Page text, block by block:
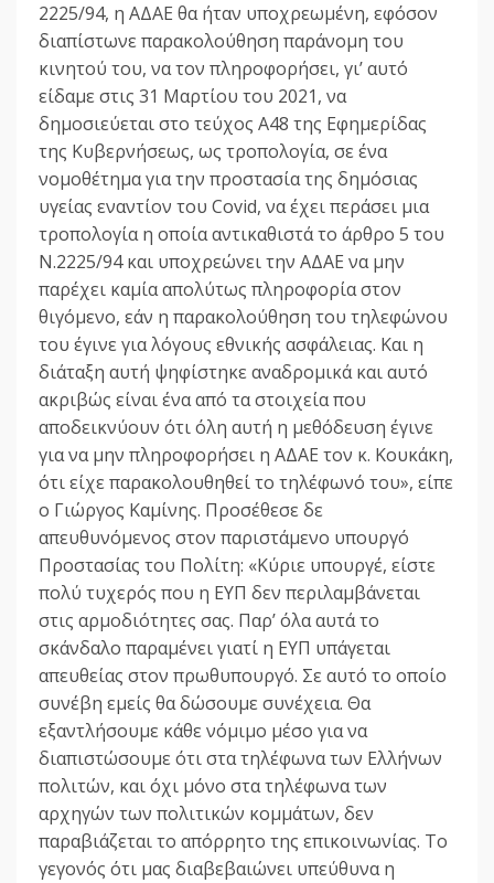
2225/94, η ΑΔΑΕ θα ήταν υποχρεωμένη, εφόσον
διαπίστωνε παρακολούθηση παράνομη του
κινητού του, να τον πληροφορήσει, γι’ αυτό
είδαμε στις 31 Μαρτίου του 2021, να
δημοσιεύεται στο τεύχος Α48 της Εφημερίδας
της Κυβερνήσεως, ως τροπολογία, σε ένα
νομοθέτημα για την προστασία της δημόσιας
υγείας εναντίον του Covid, να έχει περάσει μια
τροπολογία η οποία αντικαθιστά το άρθρο 5 του
Ν.2225/94 και υποχρεώνει την ΑΔΑΕ να μην
παρέχει καμία απολύτως πληροφορία στον
θιγόμενο, εάν η παρακολούθηση του τηλεφώνου
του έγινε για λόγους εθνικής ασφάλειας. Και η
διάταξη αυτή ψηφίστηκε αναδρομικά και αυτό
ακριβώς είναι ένα από τα στοιχεία που
αποδεικνύουν ότι όλη αυτή η μεθόδευση έγινε
για να μην πληροφορήσει η ΑΔΑΕ τον κ. Κουκάκη,
ότι είχε παρακολουθηθεί το τηλέφωνό του», είπε
ο Γιώργος Καμίνης. Προσέθεσε δε
απευθυνόμενος στον παριστάμενο υπουργό
Προστασίας του Πολίτη: «Κύριε υπουργέ, είστε
πολύ τυχερός που η ΕΥΠ δεν περιλαμβάνεται
στις αρμοδιότητες σας. Παρ’ όλα αυτά το
σκάνδαλο παραμένει γιατί η ΕΥΠ υπάγεται
απευθείας στον πρωθυπουργό. Σε αυτό το οποίο
συνέβη εμείς θα δώσουμε συνέχεια. Θα
εξαντλήσουμε κάθε νόμιμο μέσο για να
διαπιστώσουμε ότι στα τηλέφωνα των Ελλήνων
πολιτών, και όχι μόνο στα τηλέφωνα των
αρχηγών των πολιτικών κομμάτων, δεν
παραβιάζεται το απόρρητο της επικοινωνίας. Το
γεγονός ότι μας διαβεβαιώνει υπεύθυνα η